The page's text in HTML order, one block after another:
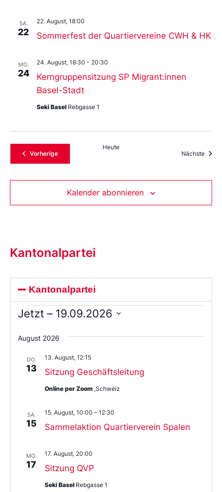
SA.
22 Sommerfest der Quartiervereine CWH & HK
22. August, 18:00
MO.
24
Kerngruppensitzung SP Migrant:innen
Basel-Stadt
24. August, 18:30 - 20:30
Seki Basel Rebgasse 1
VorherigeVeranstaltungen
Heute
Nächste
Kalender abonnieren
Kantonalpartei
Kantonalpartei
Jetzt – 19.09.2026
Sie
das
aus.
August 2026
DO.
13 Sitzung Geschäftsleitung
13. August, 12:15
Online per Zoom ,Schweiz
SA.
15 Sammelaktion Quartierverein Spalen
15. August, 10:00 – 12:30
MO.
17 Sitzung QVP
17. August, 20:00
Seki Basel Rebgasse 1